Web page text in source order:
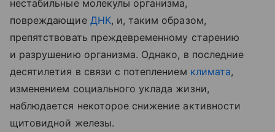
нестабильные молекулы организма,
повреждающие ДНК, и, таким образом,
препятствовать преждевременному старению
и разрушению организма. Однако, в последние
десятилетия в связи с потеплением климата,
изменением социального уклада жизни,
наблюдается некоторое снижение активности
щитовидной железы.